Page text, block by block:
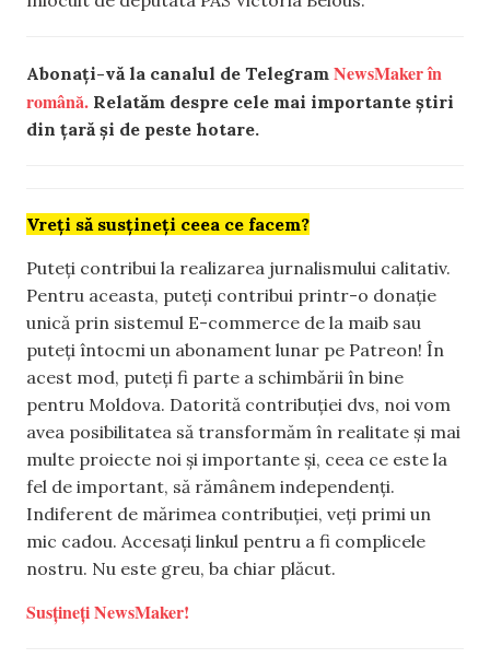
Abonați-vă la canalul de Telegram NewsMaker în
română. Relatăm despre cele mai importante știri
din țară și de peste hotare.
Vreți să susțineți ceea ce facem?
Puteți contribui la realizarea jurnalismului calitativ.
Pentru aceasta, puteți contribui printr-o donație
unică prin sistemul E-commerce de la maib sau
puteți întocmi un abonament lunar pe Patreon! În
acest mod, puteți fi parte a schimbării în bine
pentru Moldova. Datorită contribuției dvs, noi vom
avea posibilitatea să transformăm în realitate și mai
multe proiecte noi și importante și, ceea ce este la
fel de important, să rămânem independenți.
Indiferent de mărimea contribuției, veți primi un
mic cadou. Accesați linkul pentru a fi complicele
nostru. Nu este greu, ba chiar plăcut.
Susțineți NewsMaker!